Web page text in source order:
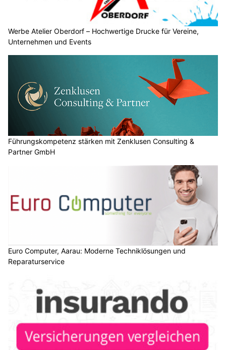
Werbe Atelier Oberdorf – Hochwertige Drucke für Vereine,
Unternehmen und Events
Führungskompetenz stärken mit Zenklusen Consulting &
Partner GmbH
Euro Computer, Aarau: Moderne Techniklösungen und
Reparaturservice